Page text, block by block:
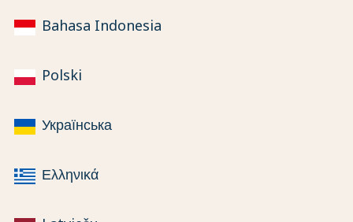
Bahasa Indonesia
Polski
Українська
Ελληνικά